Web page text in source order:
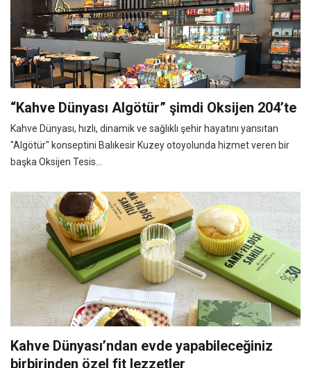
“Kahve Dünyası Algötür” şimdi Oksijen 204’te
Kahve Dünyası, hızlı, dinamik ve sağlıklı şehir hayatını yansıtan
"Algötür" konseptini Balıkesir Kuzey otoyolunda hizmet veren bir
başka Oksijen Tesis...
Kahve Dünyası’ndan evde yapabileceğiniz
birbirinden özel fit lezzetler